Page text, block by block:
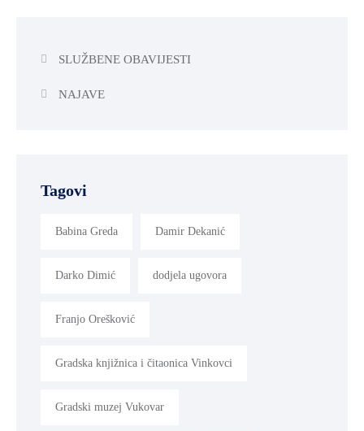
SLUŽBENE OBAVIJESTI
NAJAVE
Tagovi
Babina Greda Damir Dekanić
Darko Dimić dodjela ugovora
Franjo Orešković
Gradska knjižnica i čitaonica Vinkovci
Gradski muzej Vukovar